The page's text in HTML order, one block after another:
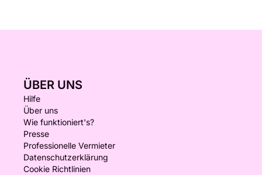
ÜBER UNS
Hilfe
Über uns
Wie funktioniert's?
Presse
Professionelle Vermieter
Datenschutzerklärung
Cookie Richtlinien